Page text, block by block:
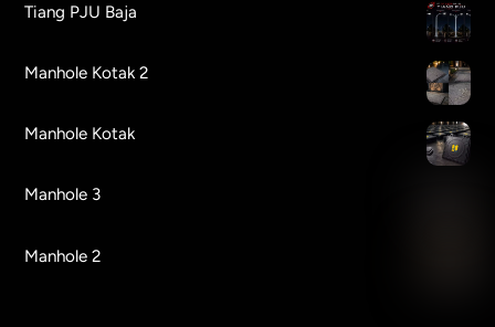
Tiang PJU Baja
Manhole Kotak 2
Manhole Kotak
Manhole 3
Manhole 2